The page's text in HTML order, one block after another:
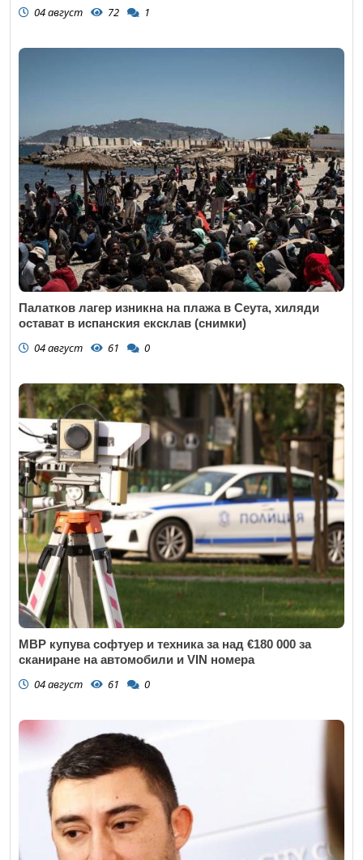
04 август 72 1
Палатков лагер изникна на плажа в Сеута, хиляди
остават в испанския ексклав (снимки)
04 август 61 0
МВР купува софтуер и техника за над €180 000 за
сканиране на автомобили и VIN номера
04 август 61 0